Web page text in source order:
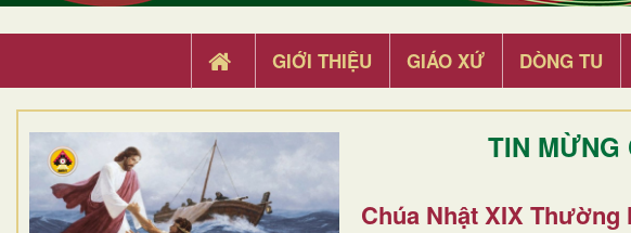
GIỚI THIỆU GIÁO XỨ DÒNG TU
TIN MỪNG
Chúa Nhật XIX Thường